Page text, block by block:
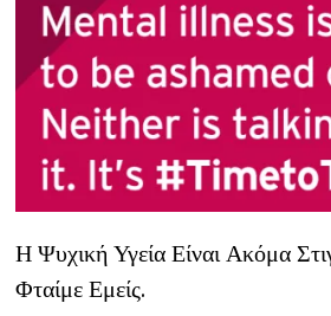
Η Ψυχική Υγεία Είναι Ακόμα
Φταίμε Εμείς.